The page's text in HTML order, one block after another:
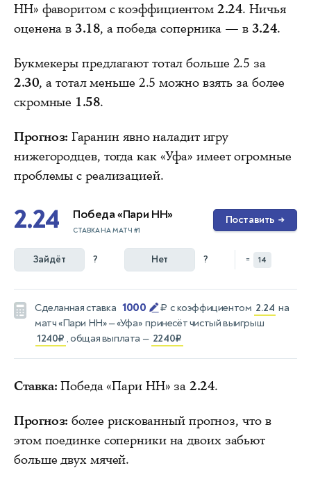
НН» фаворитом с коэффициентом 2.24. Ничья
оценена в 3.18, а победа соперника — в 3.24.
Букмекеры предлагают тотал больше 2.5 за
2.30, а тотал меньше 2.5 можно взять за более
скромные 1.58.
Прогноз: Гаранин явно наладит игру
нижегородцев, тогда как «Уфа» имеет огромные
проблемы с реализацией.
2.24 Победа «Пари НН»
СТАВКА НА МАТЧ #1
Поставить →
Зайдёт ? Нет ? = 14
Сделанная ставка 1000 ₽ с коэффициентом 2.24 на
матч«Пари НН» — «Уфа» принесёт чистый выигрыш
1240₽ , общая выплата — 2240₽
Ставка: Победа «Пари НН» за2.24.
Прогноз: более рискованный прогноз, что в
этом поединке соперники на двоих забьют
больше двух мячей.